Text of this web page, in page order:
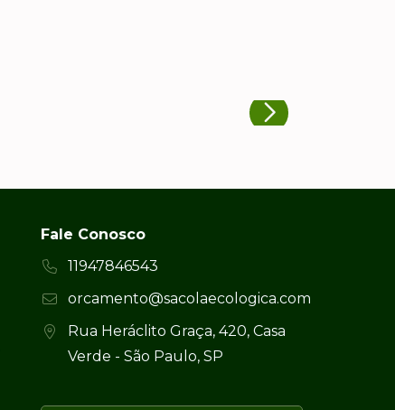
Fale Conosco
11947846543
orcamento@sacolaecologica.com
Rua Heráclito Graça, 420, Casa
Verde - São Paulo, SP